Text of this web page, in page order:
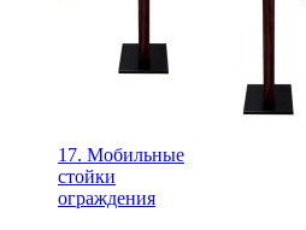
17. Мобильные
стойки
ограждения